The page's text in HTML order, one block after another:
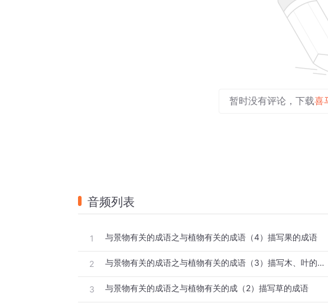
暂时没有评论，下载喜
音频列表
1 与景物有关的成语之与植物有关的成语（4）描写果的成语
2 与景物有关的成语之与植物有关的成语（3）描写木、叶的成语
3 与景物有关的成语之与植物有关的成（2）描写草的成语